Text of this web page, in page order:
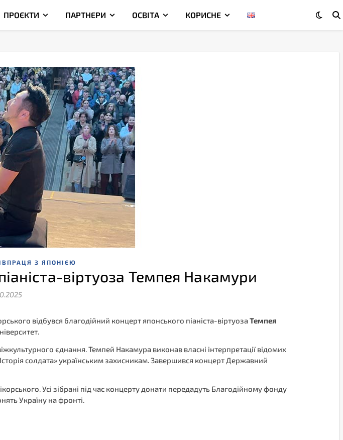
ПРОЄКТИ ПАРТНЕРИ ОСВІТА КОРИСНЕ
З ЯПОНІЄЮ
віртуоза Темпея Накамури
відбувся благодійний концерт японського піаніста-віртуозаТемпея
єднання. Темпей Накамура виконав власні інтерпретації відомих
солдата» українським захисникам. Завершився концерт Державний
Усі зібрані під час концерту донати передадуть Благодійному фонду
Україну на фронті.